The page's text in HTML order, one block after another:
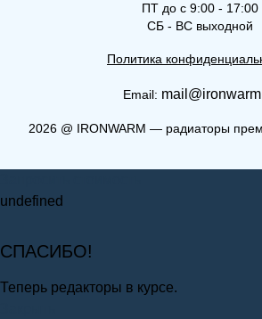
(КВ) 11-500-2100
Компакт (К), (КВ), (КВЛ)
ПТ до с 9:00 - 17:00
СБ - ВС выходной
Политика
Email:
2026@ IRONWARM — радиаторы
undefined
СПАСИБО!
Теперь редакторы в курсе.